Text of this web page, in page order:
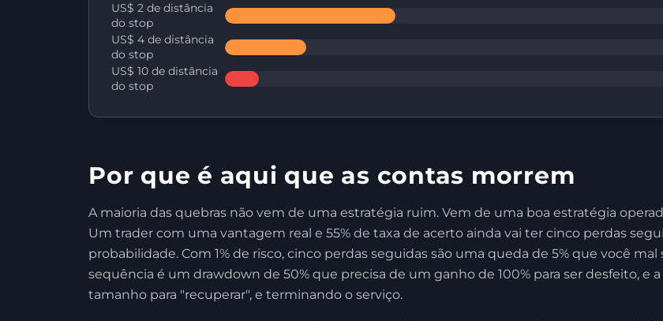
US$ 2 de distância
do stop
US$ 4 de distância
do stop
US$ 10 de distância
do stop
Por que é aqui que as contas morrem
A maioria das quebras não vem de uma estratégia ruim. Vem de uma boa estratégia
Um trader com uma vantagem real e 55% de taxa de acerto ainda vai ter cinco perdas
probabilidade. Com 1% de risco, cinco perdas seguidas são uma queda de 5% que você
sequência é um drawdown de 50% que precisa de um ganho de 100% para ser desfeito, e
tamanho para "recuperar", e terminando o serviço.